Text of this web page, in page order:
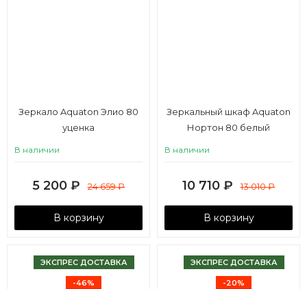
Зеркало Aquaton Элио 80
уценка
В наличии
5 200 ₽ 24 659₽
В корзину
Зеркальный шкаф Aquaton
Нортон 80 белый
В наличии
10 710 ₽ 13 010₽
В корзину
ЭКСПРЕС ДОСТАВКА
-46%
ЭКСПРЕС ДОСТАВКА
-20%